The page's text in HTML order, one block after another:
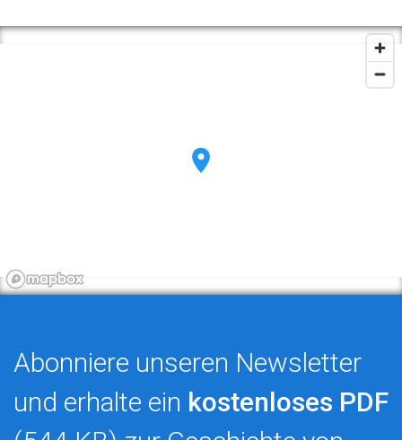
Abonniere unseren Newsletter
und erhalte ein kostenloses PDF